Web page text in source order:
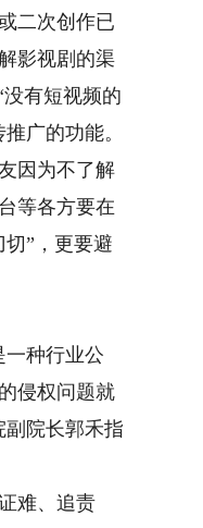
二次创作已
影视剧的渠
有短视频的
广的功能。
因为不了解
等各方要在
”，更要避
种行业公
侵权问题就
院长郭禾指
难、追责